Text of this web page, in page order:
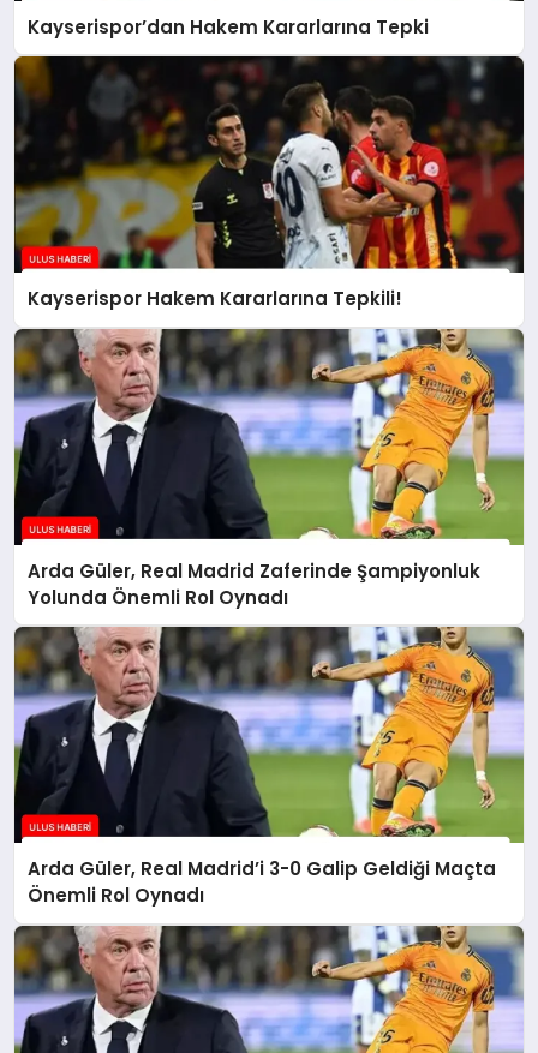
Kayserispor’dan Hakem Kararlarına Tepki
Kayserispor Hakem Kararlarına Tepkili!
Arda Güler, Real Madrid Zaferinde Şampiyonluk
Yolunda Önemli Rol Oynadı
Arda Güler, Real Madrid’i 3-0 Galip Geldiği Maçta
Önemli Rol Oynadı